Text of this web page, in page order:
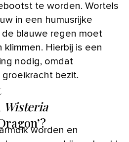
te worden. Wortels
in een humusrijke
blauwe regen moet
klimmen. Hierbij is een
nodig, omdat
bezit.
Wisteria
worden en